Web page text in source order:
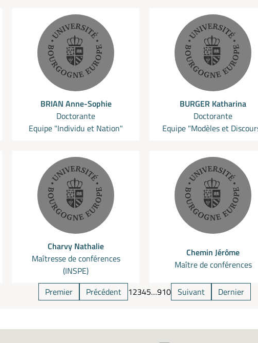
BRIAN Anne-Sophie
Doctorante
Equipe "Individu et Nation"
BURGER Katharina
Doctorante
Equipe "Modèles et
Charvy Nathalie
Maîtresse de conférences
(INSPE)
Chemin Jérôme
Maître de conférences
Premier Précédent 12345…910 Suivant Dernier